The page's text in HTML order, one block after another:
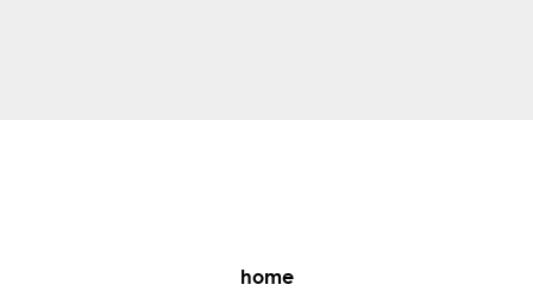
home